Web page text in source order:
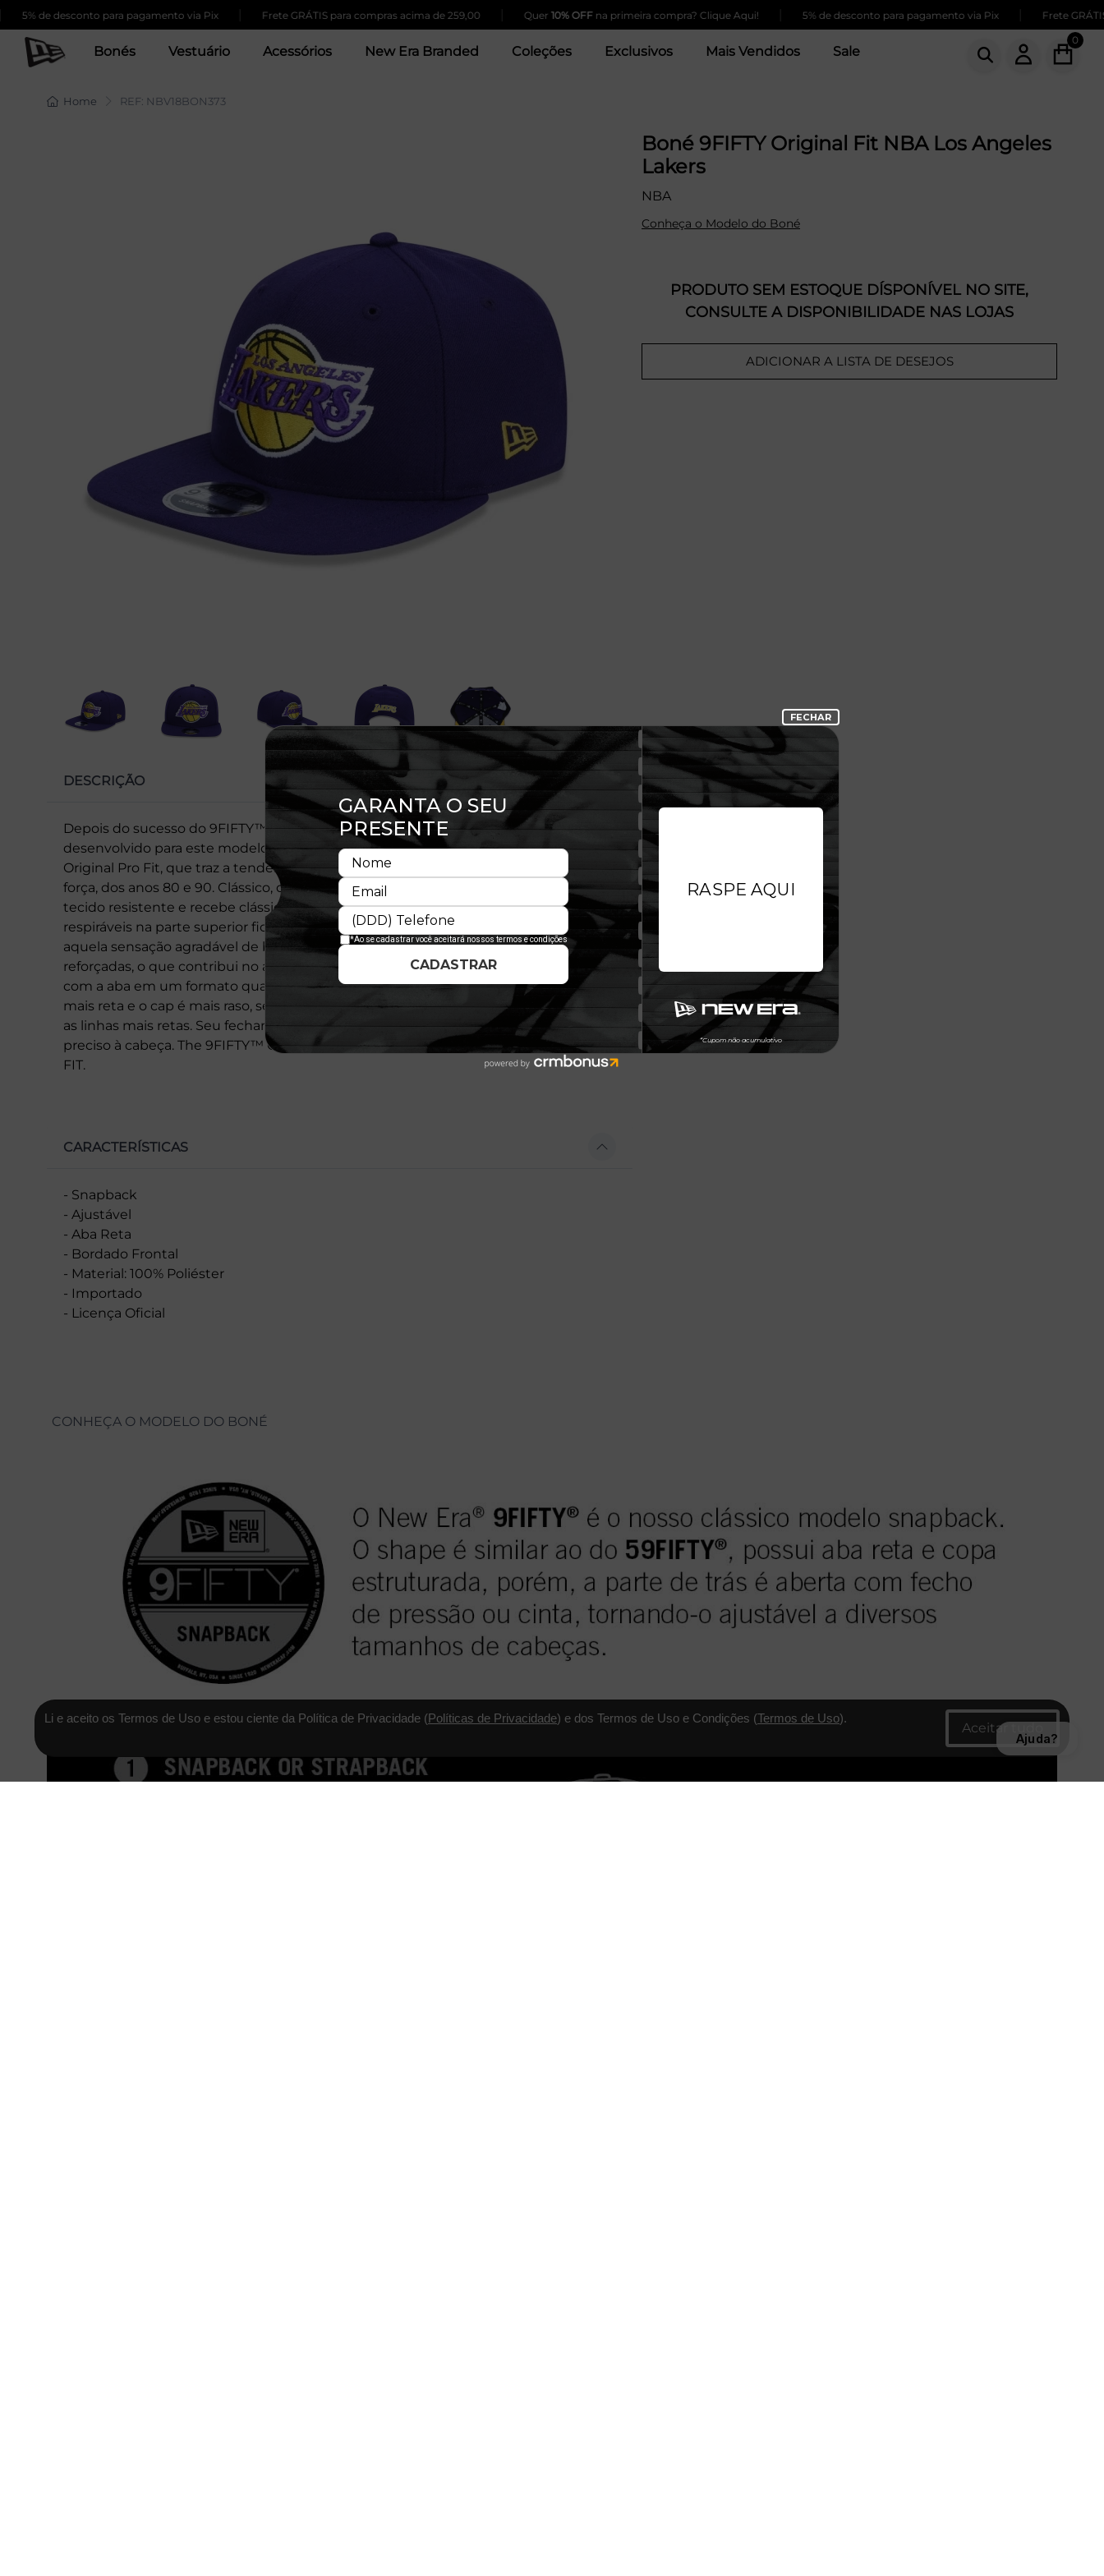
de desconto para pagamento via Pix | Frete GRÁTIS para compras acima de 259,00 | Quer10% OFF na primeira compra? Clique Aqui! | 5% de desconto para pagamento via Pix | Frete GRÁTIS
Bonés Vestuário Acessórios New Era Branded Coleções Exclusivos Mais Vendidos Sale
0
Home REF: NBV18BON373
DESCRIÇÃO
Depois do sucesso do 9FIFTY™, agora é a vez de relançarmos o primeiro formato
desenvolvido para este modelo: o The 9FIFTY™ Original Fit, inspirado no formato
Original Pro Fit, que traz a tendência que fez moda e que está voltando com muita
força, dos anos 80 e 90. Clássico, o boné New Era® 9FIFTY™ OF é confeccionado em
tecido resistente e recebe clássica flag New Era® na lateral esquerda. As vias
respiráveis na parte superior ficam responsáveis por dissipar a umidade e garantem
aquela sensação agradável de bem-estar. Muito resistente, conta com costuras
reforçadas, o que contribui no aumento da durabilidade. O 9FIFTY™ Original Fit vem
com a aba em um formato quadrado e mais curto, a copa do boné vem um pouco
mais reta e o cap é mais raso, sendo um modelo FIT que não cobre as orelhas e tem
as linhas mais retas. Seu fechamento snapback é prático e garante um ajuste
preciso à cabeça. The 9FIFTY™ Original Fit, reinventamos um clássico. Prove esse
FIT.
CARACTERÍSTICAS
- Snapback
- Ajustável
- Aba Reta
- Bordado Frontal
- Material: 100% Poliéster
- Importado
- Licença Oficial
Boné 9FIFTY Original Fit NBA Los Angeles
Lakers
NBA
Conheça o Modelo do Boné
PRODUTO SEM ESTOQUE DÍSPONÍVEL NO SITE,
CONSULTE A DISPONIBILIDADE NAS LOJAS
ADICIONAR A LISTA DE DESEJOS
CONHEÇA O MODELO DO BONÉ
Li e aceito os Termos de Uso e estou ciente da Política de Privacidade (Políticas de Privacidade) e dos Termos de Uso e Condições (Termos de Uso).
Ajuda?